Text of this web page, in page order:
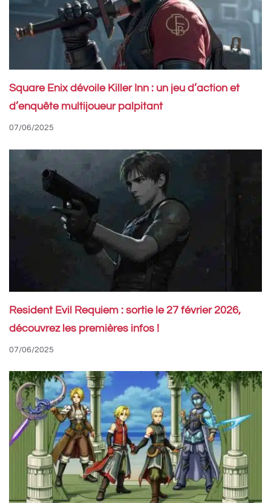
Square Enix dévoile Killer Inn : un jeu d’action et
d’enquête multijoueur palpitant
07/06/2025
Resident Evil Requiem : sortie le 27 février 2026,
découvrez les premières infos !
07/06/2025